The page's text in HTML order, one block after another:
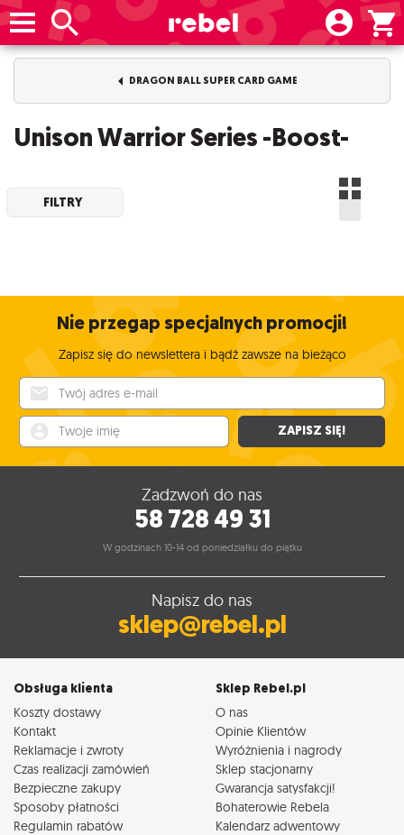
DRAGON BALL SUPER CARD GAME
Unison Warrior Series -Boost-
FILTRY
Nie przegap specjalnych promocji!
Zapisz się do newslettera i bądź zawsze na bieżąco
ZAPISZ SIĘ!
Zadzwoń do nas
58 728 49 31
W godzinach 10-14 od poniedziałku do piątku
Napisz do nas
sklep@rebel.pl
Obsługa klienta
Koszty dostawy
Kontakt
Reklamacje i zwroty
Czas realizacji zamówień
Bezpieczne zakupy
Sposoby płatności
Regulamin rabatów
Sklep Rebel.pl
O nas
Opinie Klientów
Wyróżnienia i nagrody
Sklep stacjonarny
Gwarancja satysfakcji!
Bohaterowie Rebela
Kalendarz adwentowy